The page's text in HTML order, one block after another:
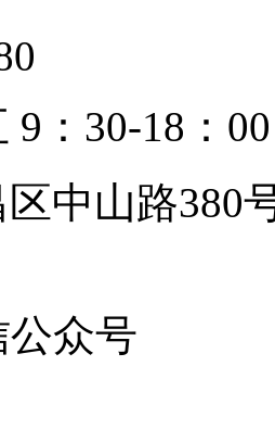
9：30-18：00
中山路380
公众号